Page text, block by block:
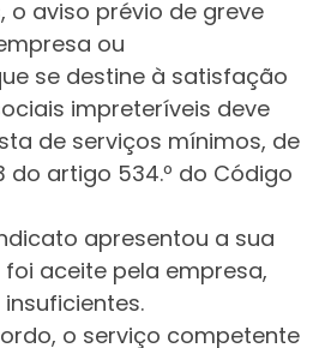
o aviso prévio de greve
ou
se destine à satisfação
impreteríveis deve
de serviços mínimos, de
do artigo 534.º do Código
apresentou a sua
aceite pela empresa,
o serviço competente